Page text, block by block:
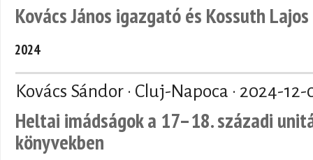
Kovács János igazgató és Kossuth
2024
Kovács Sándor · Cluj-Napoca · 2024-12-
Heltai imádságok a 17–18. századi
könyvekben